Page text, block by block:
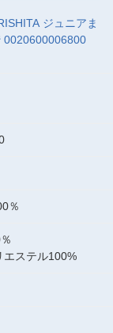
ジュニアま
％
エステル100%